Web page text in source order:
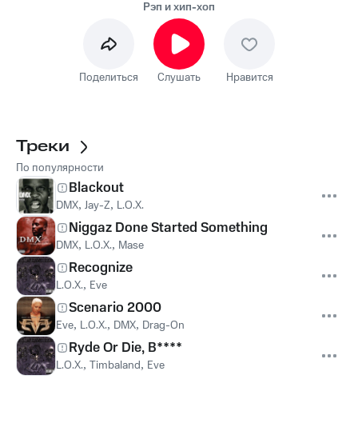
Рэп и хип-хоп
Поделиться Слушать Нравится
Треки
По популярности
Blackout
DMX, Jay-Z, L.O.X.
Niggaz Done Started Something
DMX, L.O.X., Mase
Recognize
L.O.X., Eve
Scenario 2000
Eve, L.O.X., DMX, Drag-On
Ryde Or Die, B****
L.O.X., Timbaland, Eve